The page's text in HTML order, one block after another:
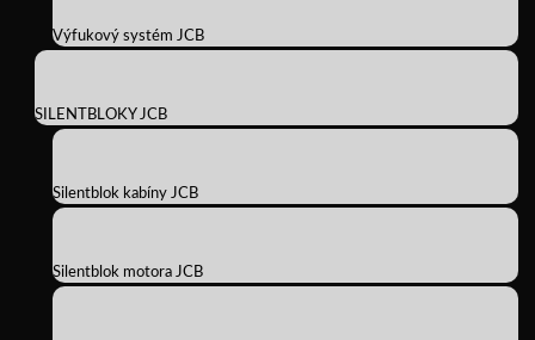
Výfukový systém JCB
SILENTBLOKY JCB
Silentblok kabíny JCB
Silentblok motora JCB